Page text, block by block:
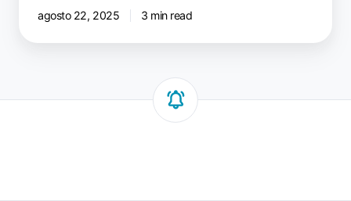
agosto 22, 2025 3 min read